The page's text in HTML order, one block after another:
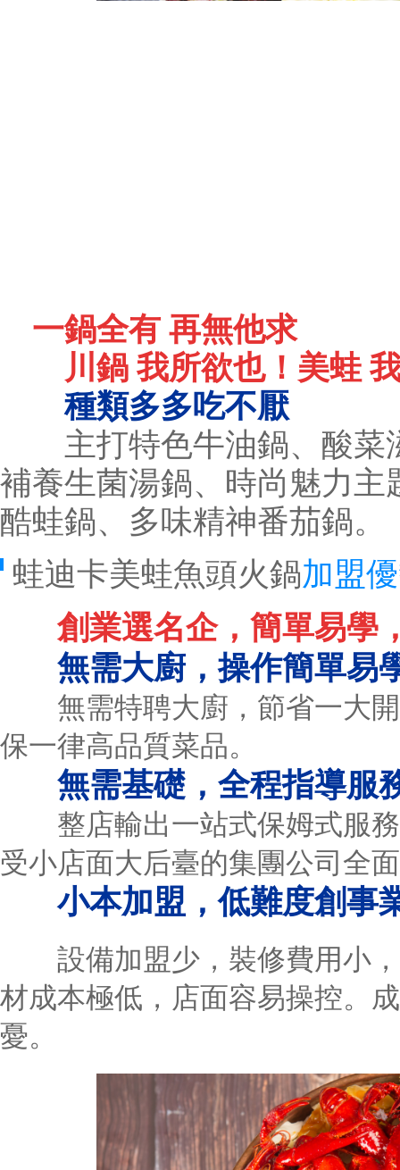
一鍋全有 再無他求
川鍋 我所欲也！美蛙
種類多多吃不厭
主打特色牛油鍋、酸菜
補養生菌湯鍋、時尚魅力
酷蛙鍋、多味精神番茄鍋。
蛙迪卡美蛙魚頭火鍋加盟
創業選名企，簡單易學
無需大廚，操作簡單易
無需特聘大廚，節省一大開
保一律高品質菜品。
無需基礎，全程指導服
整店輸出一站式保姆式服務
受小店面大后臺的集團公司全
小本加盟，低難度創事
設備加盟少，裝修費用小，
材成本極低，店面容易操控。
憂。